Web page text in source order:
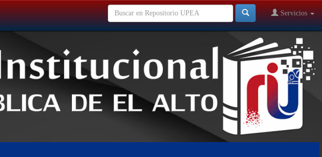
Servicios